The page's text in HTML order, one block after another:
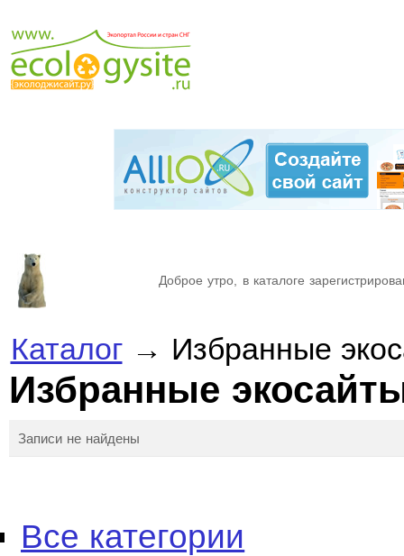
Доброе утро, в каталоге
Каталог→ Избранные
Избранные
Записи не найдены
Все категории